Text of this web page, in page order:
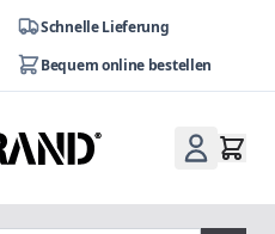
Schnelle Lieferung
Bequem online bestellen